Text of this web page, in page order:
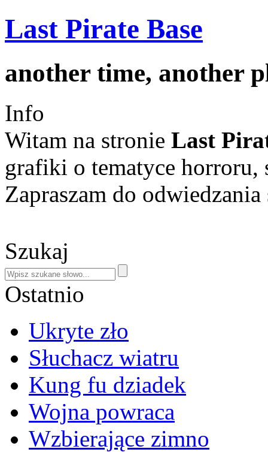
Last Pirate Base
another time, another
Info
Witam na stronie Last
grafiki o tematyce horroru,
Zapraszam do
Szukaj
Ostatnio
Ukryte zło
Słuchacz wiatru
Kung fu dziadek
Wojna powraca
Wzbierające zimno